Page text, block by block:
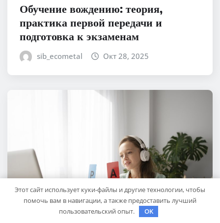
Обучение вождению: теория,
практика первой передачи и
подготовка к экзаменам
sib_ecometal Окт 28, 2025
Этот сайт использует куки-файлы и другие технологии, чтобы
помочь вам в навигации, а также предоставить лучший
пользовательский опыт.
OK